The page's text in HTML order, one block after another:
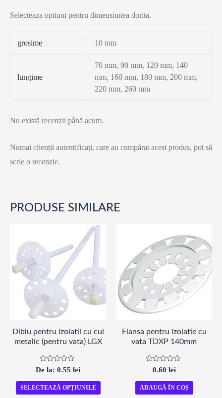
Selecteaza optiuni pentru dimensiunea dorita.
grosime 10 mm
lungime
70 mm, 90 mm, 120 mm, 140
mm, 160 mm, 180 mm, 200 mm,
220 mm, 260 mm
Nu există recenzii până acum.
Numai clienții autentificați, care au cumpărat acest produs, pot să
scrie o recenzie.
PRODUSE SIMILARE
Diblu pentru izolatii cu cui
metalic (pentru vata) LGX
Evaluat
la
0
din
5
De la: 0.55 lei
SELECTEAZĂ OPȚIUNILE
Flansa pentru izolatie cu
vata TDXP 140mm
Evaluat
0
din
5
0.60 lei
ADAUGĂ ÎN COȘ